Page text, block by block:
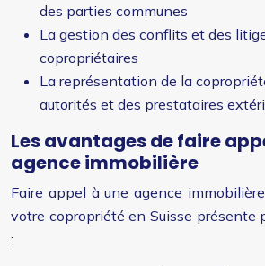
des parties communes
La gestion des conflits et des
copropriétaires
La représentation de la
autorités et des prestataires
Les avantages de faire
agence immobilière
Faire appel à une agence
votre copropriété en Suisse présente
: